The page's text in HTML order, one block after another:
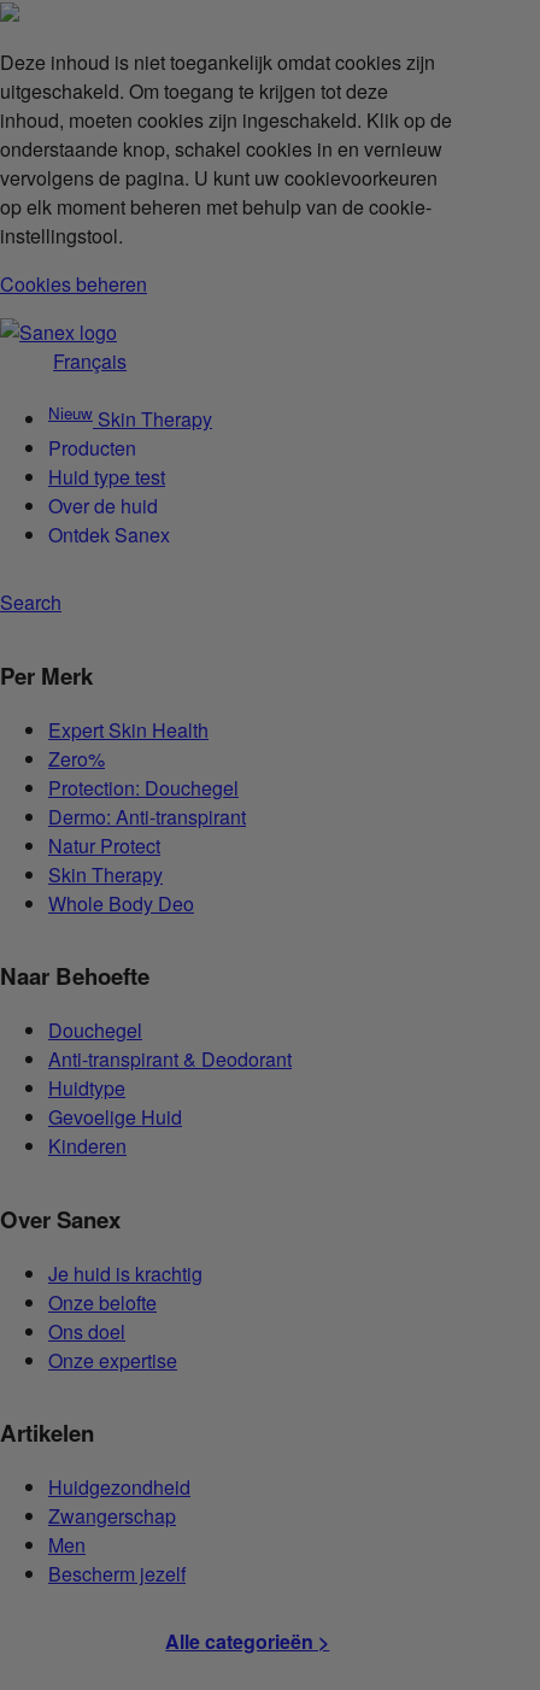
Deze inhoud is niet toegankelijk omdat cookies zijn
uitgeschakeld. Om toegang te krijgen tot deze
inhoud, moeten cookies zijn ingeschakeld. Klik op de
onderstaande knop, schakel cookies in en vernieuw
vervolgens de pagina. U kunt uw cookievoorkeuren
op elk moment beheren met behulp van de cookie-
instellingstool.
Cookies beheren
Français
Nieuw Skin Therapy
Producten
Huid type test
Over de huid
Ontdek Sanex
Search
Per Merk
Expert Skin Health
Zero%
Protection: Douchegel
Dermo: Anti-transpirant
Natur Protect
Skin Therapy
Whole Body Deo
Naar Behoefte
Douchegel
Anti-transpirant & Deodorant
Huidtype
Gevoelige Huid
Kinderen
Over Sanex
Je huid is krachtig
Onze belofte
Ons doel
Onze expertise
Artikelen
Huidgezondheid
Zwangerschap
Men
Bescherm jezelf
Alle categorieën >